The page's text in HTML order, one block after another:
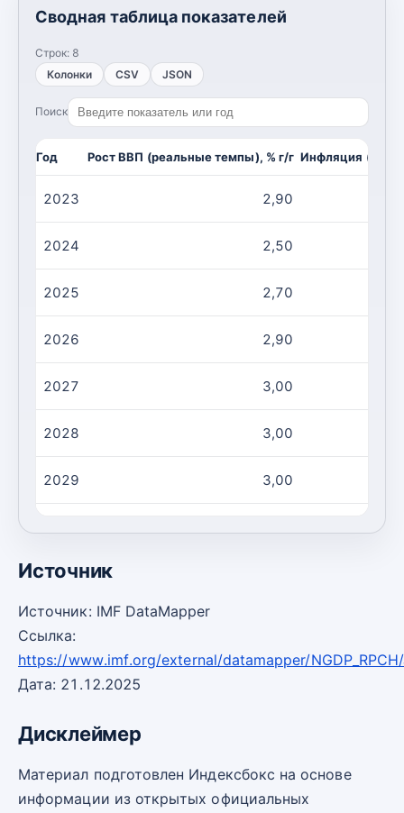
Сводная таблица показателей
Строк: 8
Колонки
CSV JSON
Поиск
Год Рост ВВП (реальные темпы), % г/г Инфляция (CPI,
2023 2,90
2024 2,50
2025 2,70
2026 2,90
2027 3,00
2028 3,00
2029 3,00
Источник
Источник: IMF DataMapper
Ссылка:
https://www.imf.org/external/datamapper/
Дата: 21.12.2025
Дисклеймер
Материал подготовлен Индексбокс на основе
информации из открытых официальных